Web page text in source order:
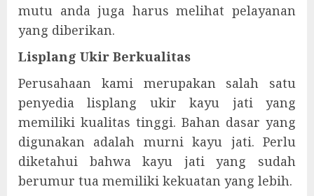
mutu anda juga harus melihat pelayanan
yang diberikan.
Lisplang Ukir Berkualitas
Perusahaan kami merupakan salah satu
penyedia lisplang ukir kayu jati yang
memiliki kualitas tinggi. Bahan dasar yang
digunakan adalah murni kayu jati. Perlu
diketahui bahwa kayu jati yang sudah
berumur tua memiliki kekuatan yang lebih.